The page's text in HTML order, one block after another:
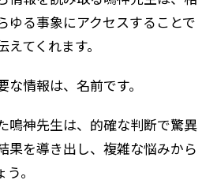
ゆる事象にアクセスすることで
てくれます。
情報は、名前です。
鳴神先生は、的確な判断で驚異
果を導き出し、複雑な悩みから
。